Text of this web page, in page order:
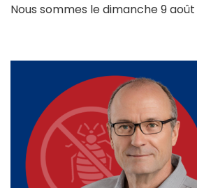
Nous sommes le dimanche 9 août